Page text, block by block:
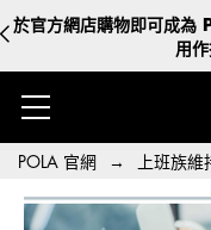
於官方網店購物即可成為
用
🎁 購物滿HK$1,500
POLA 官網 → 上班族